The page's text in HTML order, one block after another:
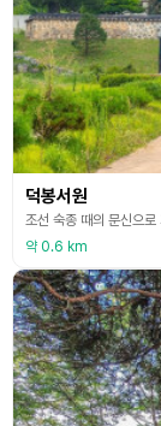
덕봉서원
약 0.6 km